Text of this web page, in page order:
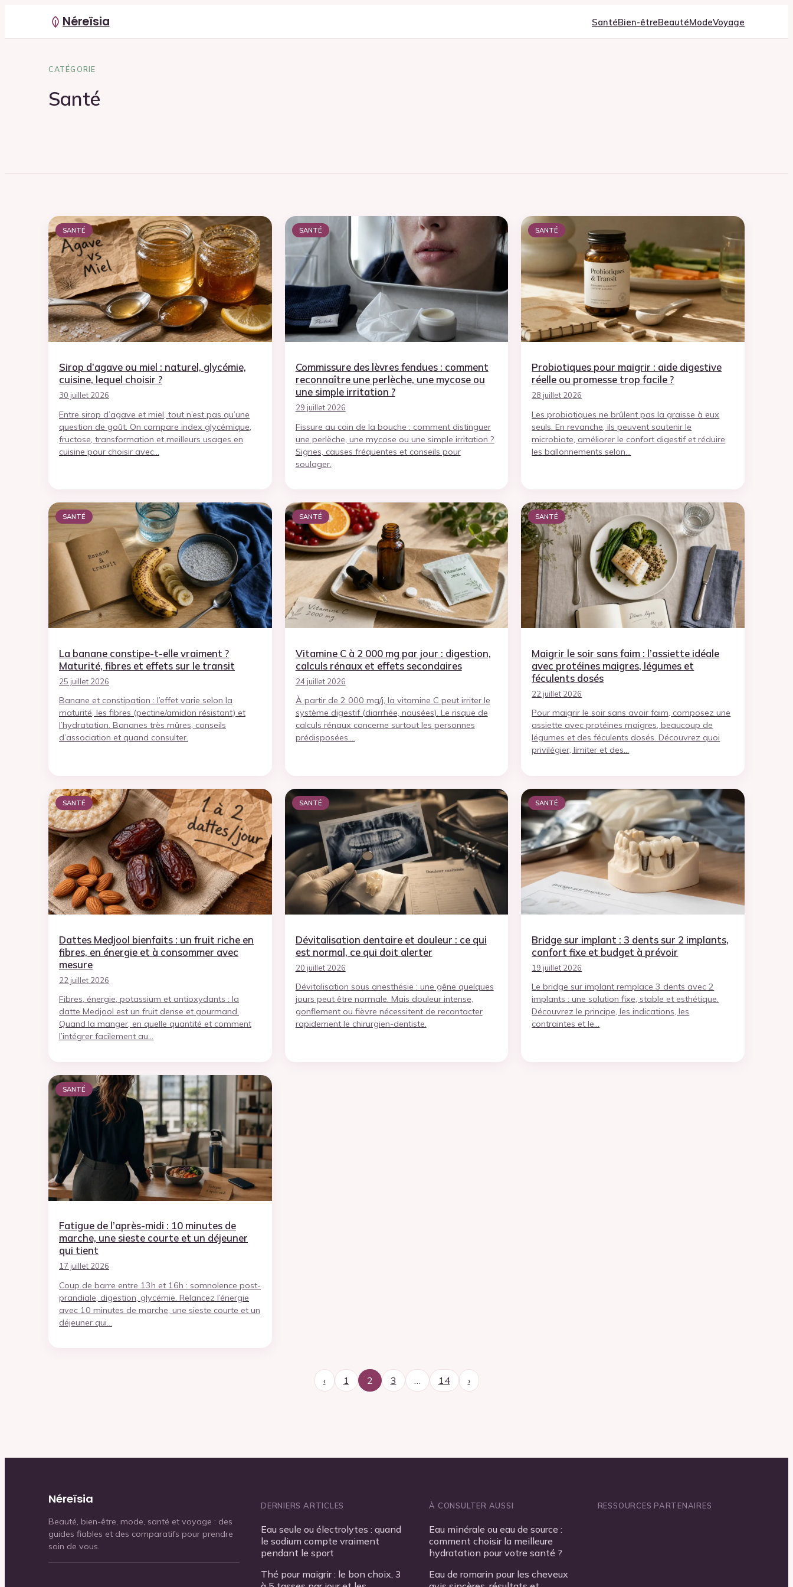
Néreïsia SantéBien-êtreBeautéModeVoyage
CATÉGORIE
Santé
SANTÉ
Sirop d’agave ou miel : naturel, glycémie,
cuisine, lequel choisir ?
30 juillet 2026
Entre sirop d’agave et miel, tout n’est pas qu’une
question de goût. On compare index glycémique,
fructose, transformation et meilleurs usages en
cuisine pour choisir avec…
SANTÉ
Commissure des lèvres fendues : comment
reconnaître une perlèche, une mycose ou
une simple irritation ?
29 juillet 2026
Fissure au coin de la bouche : comment distinguer
une perlèche, une mycose ou une simple irritation ?
Signes, causes fréquentes et conseils pour
soulager.
SANTÉ
Probiotiques pour maigrir : aide digestive
réelle ou promesse trop facile ?
28 juillet 2026
Les probiotiques ne brûlent pas la graisse à eux
seuls. En revanche, ils peuvent soutenir le
microbiote, améliorer le confort digestif et réduire
les ballonnements selon…
SANTÉ
La banane constipe-t-elle vraiment ?
Maturité, fibres et effets sur le transit
25 juillet 2026
Banane et constipation : l’effet varie selon la
maturité, les fibres (pectine/amidon résistant) et
l’hydratation. Bananes très mûres, conseils
d’association et quand consulter.
SANTÉ
Vitamine C à 2 000 mg par jour : digestion,
calculs rénaux et effets secondaires
24 juillet 2026
À partir de 2 000 mg/j, la vitamine C peut irriter le
système digestif (diarrhée, nausées). Le risque de
calculs rénaux concerne surtout les personnes
prédisposées.…
SANTÉ
Maigrir le soir sans faim : l’assiette idéale
avec protéines maigres, légumes et
féculents dosés
22 juillet 2026
Pour maigrir le soir sans avoir faim, composez une
assiette avec protéines maigres, beaucoup de
légumes et des féculents dosés. Découvrez quoi
privilégier, limiter et des…
SANTÉ
Dattes Medjool bienfaits : un fruit riche en
fibres, en énergie et à consommer avec
mesure
22 juillet 2026
Fibres, énergie, potassium et antioxydants : la
datte Medjool est un fruit dense et gourmand.
Quand la manger, en quelle quantité et comment
l’intégrer facilement au…
SANTÉ
Dévitalisation dentaire et douleur : ce qui
est normal, ce qui doit alerter
20 juillet 2026
Dévitalisation sous anesthésie : une gêne quelques
jours peut être normale. Mais douleur intense,
gonflement ou fièvre nécessitent de recontacter
rapidement le chirurgien-dentiste.
SANTÉ
Bridge sur implant : 3 dents sur 2 implants,
confort fixe et budget à prévoir
19 juillet 2026
Le bridge sur implant remplace 3 dents avec 2
implants : une solution fixe, stable et esthétique.
Découvrez le principe, les indications, les
contraintes et le…
SANTÉ
Fatigue de l’après-midi : 10 minutes de
marche, une sieste courte et un déjeuner
qui tient
17 juillet 2026
Coup de barre entre 13h et 16h : somnolence post-
prandiale, digestion, glycémie. Relancez l’énergie
avec 10 minutes de marche, une sieste courte et un
déjeuner qui…
‹ 1 2 3 … 14 ›
Néreïsia
Beauté, bien-être, mode, santé et voyage : des
guides fiables et des comparatifs pour prendre
soin de vous.
DERNIERS ARTICLES
Eau seule ou électrolytes : quand
le sodium compte vraiment
pendant le sport
Thé pour maigrir : le bon choix, 3
À CONSULTER AUSSI
Eau minérale ou eau de source :
comment choisir la meilleure
hydratation pour votre santé ?
Eau de romarin pour les cheveux
RESSOURCES PARTENAIRES